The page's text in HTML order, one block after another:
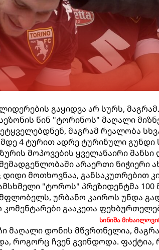
გაყიდვა არ სურს,
წინ "ტორინოს" მაღალი
მაგრამ რეალობა
4 ტურით ადრე ტურინული გუნდი
მოპოვების ყველანაირი შანსი
არაერთი ნიჭიერი
მოთხოვნაა, განსაკუთრებით
"ტოროს" პრეზიდენტმა
ურბანო კაიროს უნდა
კომენტარები გააკეთა
სინიშა
მაღალი დონის მწვრთნელია,
როგორც ჩვენ გვინდოდა.